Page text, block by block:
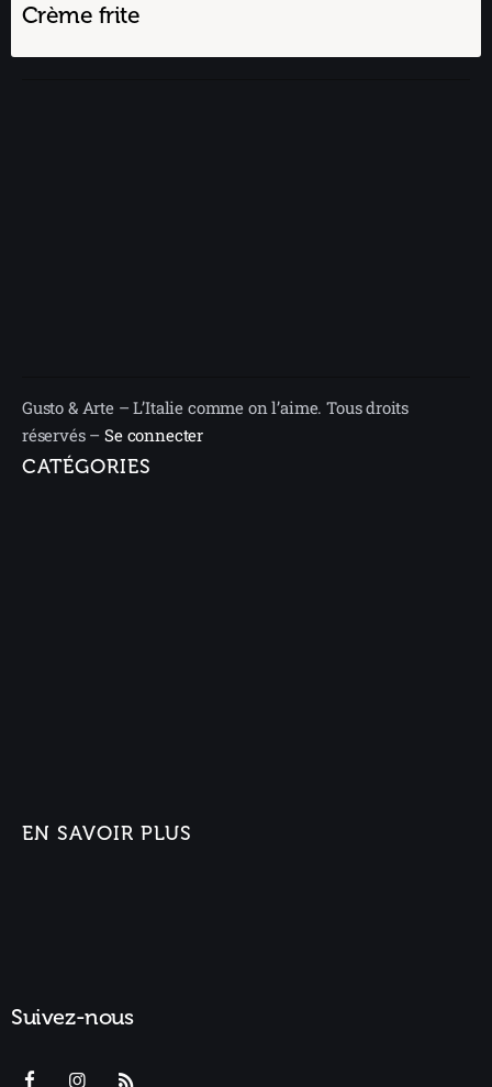
Crème frite
Gusto & Arte – L’Italie comme on l’aime. Tous droits
réservés –Se connecter
CATÉGORIES
EN SAVOIR PLUS
Suivez-nous